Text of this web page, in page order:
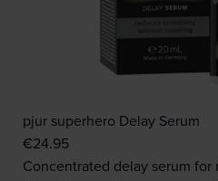
pjur superhero Delay Serum
€24.95
Concentrated delay serum for